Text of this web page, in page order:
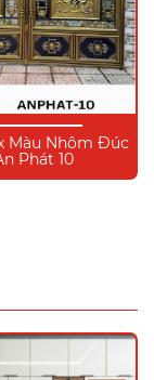
Màu Nhôm Đúc
Phát 10